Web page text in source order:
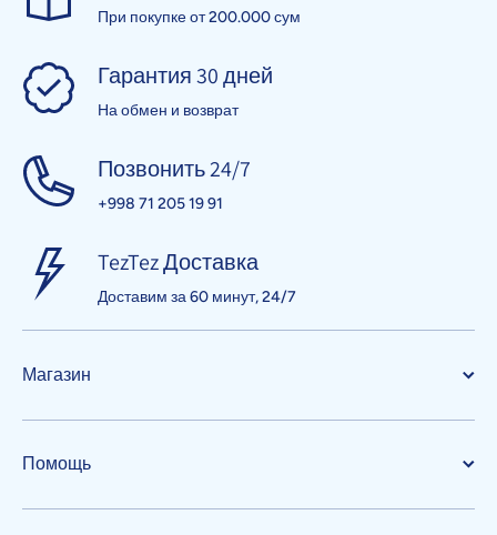
При покупке от 200.000 сум
Гарантия 30 дней
На обмен и возврат
Позвонить 24/7
+998 71 205 19 91
TezTez Доставка
Доставим за 60 минут, 24/7
Магазин
Помощь